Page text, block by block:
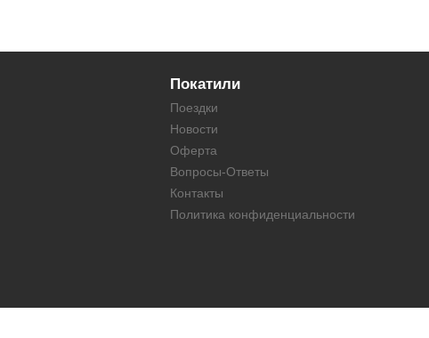
Покатили
Поездки
Новости
Оферта
Вопросы-Ответы
Контакты
Политика конфиденциальности